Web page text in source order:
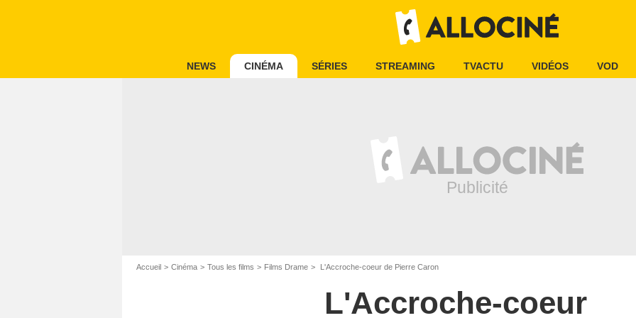
NEWS CINÉMA SÉRIES STREAMING TVACTU VIDÉOS VOD
Accueil Cinéma Tous les films Films Drame L'Accroche-coeur de Pierre Caron
L'Accroche-coeur